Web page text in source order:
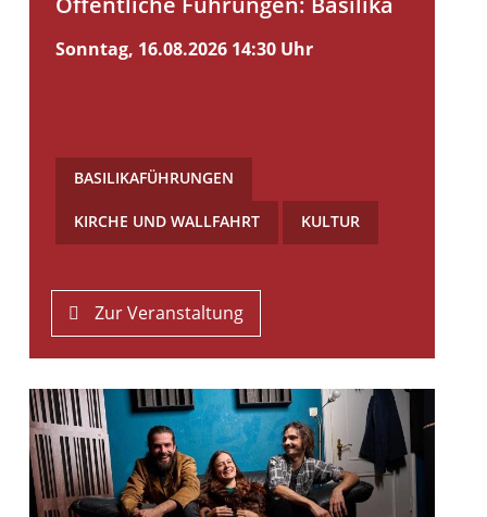
Sonntag, 16.08.2026 14:30 Uhr
BASILIKAFÜHRUNGEN
KIRCHE UND WALLFAHRT KULTUR
Zur Veranstaltung